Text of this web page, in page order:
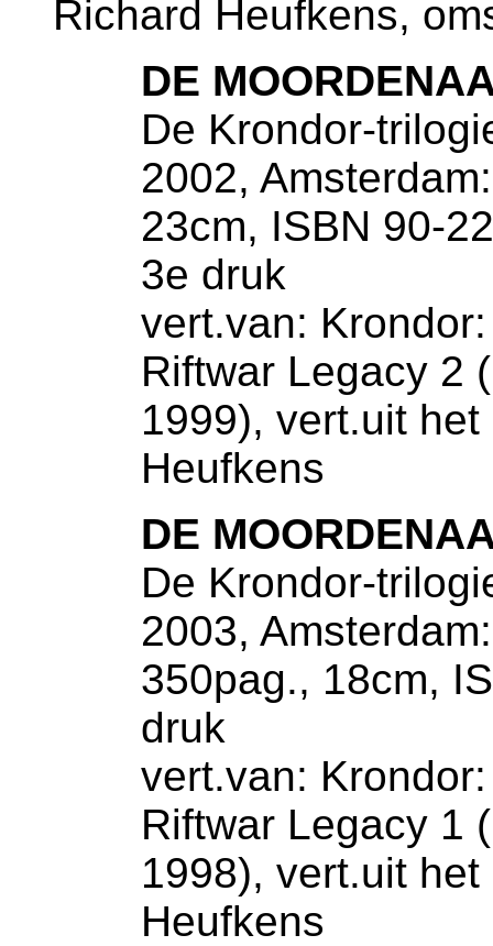
Richard Heufkens,
DE
De Krondor-
2002,
23cm, ISBN 90-
3e druk
vert.van:
Riftwar Legacy 2
1999), vert.uit
Heufkens
DE
De Krondor-
2003,
350pag., 18cm,
druk
vert.van:
Riftwar Legacy 1
1998), vert.uit
Heufkens